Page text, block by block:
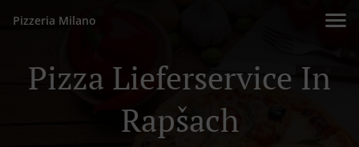
Pizzeria Milano
Pizza Lieferservice In
Rapšach